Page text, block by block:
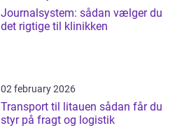
Journalsystem: sådan vælger du
det rigtige til klinikken
02 february 2026
Transport til litauen sådan får du
styr på fragt og logistik